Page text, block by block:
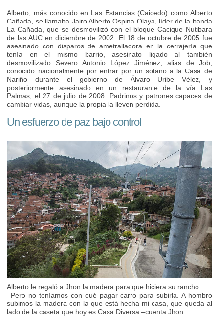
Alberto, más conocido en Las Estancias (Caicedo) como Alberto
Cañada, se llamaba Jairo Alberto Ospina Olaya, líder de la banda
La Cañada, que se desmovilizó con el bloque Cacique Nutibara
de las AUC en diciembre de 2002. El 18 de octubre de 2005 fue
asesinado con disparos de ametralladora en la cerrajería que
tenía en el mismo barrio, asesinato ligado al también
desmovilizado Severo Antonio López Jiménez, alias de Job,
conocido nacionalmente por entrar por un sótano a la Casa de
Nariño durante el gobierno de Álvaro Uribe Vélez, y
posteriormente asesinado en un restaurante de la vía Las
Palmas, el 27 de julio de 2008. Padrinos y patrones capaces de
cambiar vidas, aunque la propia la lleven perdida.
Un esfuerzo de paz bajo control
Alberto le regaló a Jhon la madera para que hiciera su rancho.
–Pero no teníamos con qué pagar carro para subirla. A hombro
subimos la madera con la que está hecha mi casa, que queda al
lado de la caseta que hoy es Casa Diversa –cuenta Jhon.